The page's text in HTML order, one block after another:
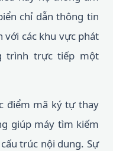
chỉ dẫn thông tin
với các khu vực phát
trình trực tiếp một
điểm mã ký tự thay
giúp máy tìm kiếm
trúc nội dung. Sự